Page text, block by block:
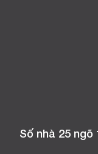
Số nhà 25 ngõ